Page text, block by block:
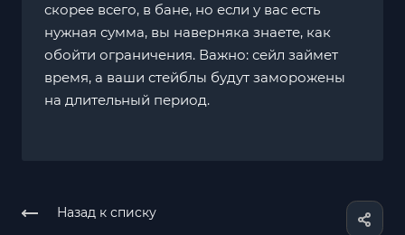
скорее всего, в бане, но если у вас есть
нужная сумма, вы наверняка знаете, как
обойти ограничения. Важно: сейл займет
время, а ваши стейблы будут заморожены
на длительный период.
Назад к списку